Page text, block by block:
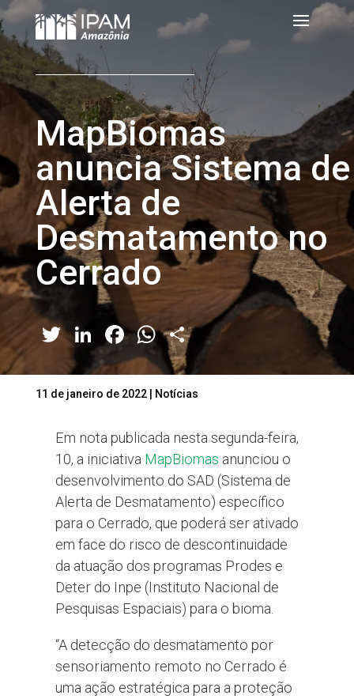
MapBiomas
anuncia Sistema de
Alerta de
Desmatamento no
Cerrado
TwitterLinkedIn
Facebook
WhatsApp
Share
11 de janeiro de 2022| Notícias
Em nota publicada nesta segunda-feira,
10, a iniciativa MapBiomas anunciou o
desenvolvimento do SAD (Sistema de
Alerta de Desmatamento) específico
para o Cerrado, que poderá ser ativado
em face do risco de descontinuidade
da atuação dos programas Prodes e
Deter do Inpe (Instituto Nacional de
Pesquisas Espaciais) para o bioma.
“A detecção do desmatamento por
sensoriamento remoto no Cerrado é
uma ação estratégica para a proteção